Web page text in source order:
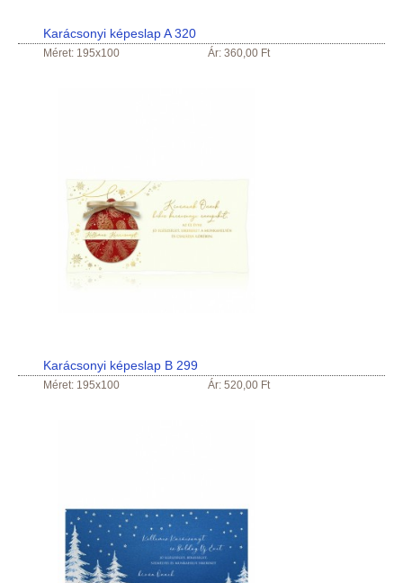
Karácsonyi képeslap A 320
Méret: 195x100 Ár: 360,00 Ft
Karácsonyi képeslap B 299
Méret: 195x100 Ár: 520,00 Ft